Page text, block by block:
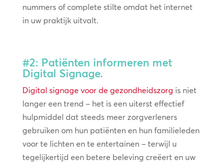
nummers of complete stilte omdat het internet
in uw praktijk uitvalt.
#2: Patiënten informeren met
Digital Signage.
Digital signage voor de gezondheidszorg is niet
langer een trend – het is een uiterst effectief
hulpmiddel dat steeds meer zorgverleners
gebruiken om hun patiënten en hun familieleden
voor te lichten en te entertainen – terwijl u
tegelijkertijd een betere beleving creëert en uw